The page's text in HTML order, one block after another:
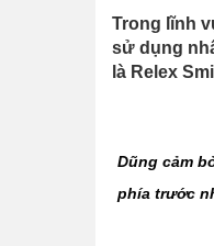
Trong lĩnh
sử dụng
là Relex
Dũng cảm
phía trước